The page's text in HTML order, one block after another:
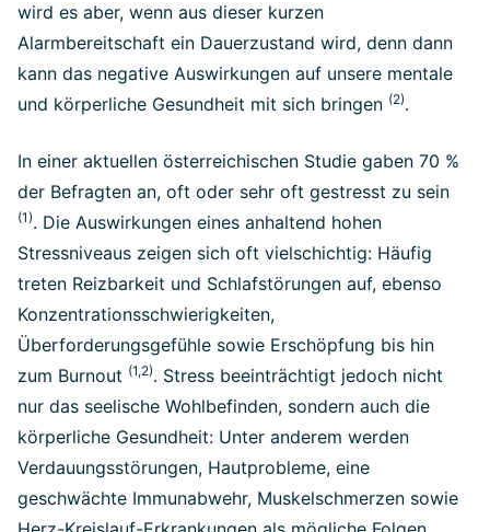
wird es aber, wenn aus dieser kurzen
Alarmbereitschaft ein Dauerzustand wird, denn dann
kann das negative Auswirkungen auf unsere mentale
und körperliche Gesundheit mit sich bringen (2).
In einer aktuellen österreichischen Studie gaben 70 %
der Befragten an, oft oder sehr oft gestresst zu sein
(1). Die Auswirkungen eines anhaltend hohen
Stressniveaus zeigen sich oft vielschichtig: Häufig
treten Reizbarkeit und Schlafstörungen auf, ebenso
Konzentrationsschwierigkeiten,
Überforderungsgefühle sowie Erschöpfung bis hin
zum Burnout (1,2). Stress beeinträchtigt jedoch nicht
nur das seelische Wohlbefinden, sondern auch die
körperliche Gesundheit: Unter anderem werden
Verdauungsstörungen, Hautprobleme, eine
geschwächte Immunabwehr, Muskelschmerzen sowie